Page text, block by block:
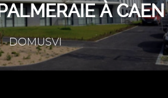
À CAEN
DOMUSVI